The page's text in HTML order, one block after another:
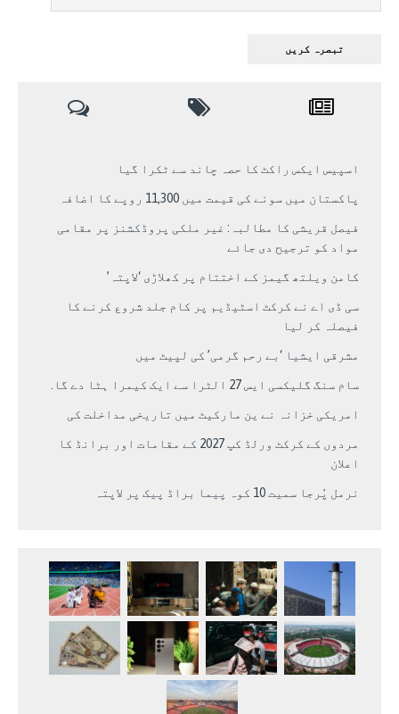
اسپیس ایکس راکٹ کا حصہ چاند سے ٹکرا گیا
پاکستان میں سونے کی قیمت میں 11,300 روپے کا اضافہ
فیصل قریشی کا مطالبہ: غیر ملکی پروڈکشنز پر مقامی
مواد کو ترجیح دی جائے
کامن ویلتھ گیمز کے اختتام پر کھلاڑی ‘لاپتہ’
سی ڈی اے نے کرکٹ اسٹیڈیم پر کام جلد شروع کرنے کا
فیصلہ کر لیا
مشرقی ایشیا ‘بے رحم گرمی’ کی لپیٹ میں
سام سنگ گلیکسی ایس 27 الٹرا سے ایک کیمرا ہٹا دے گا.
امریکی خزانہ نے ین مارکیٹ میں تاریخی مداخلت کی
مردوں کے کرکٹ ورلڈ کپ 2027 کے مقامات اور برانڈ کا
اعلان
نرمل پُرجا سمیت 10 کوہ پیما براڈ پیک پر لاپتہ